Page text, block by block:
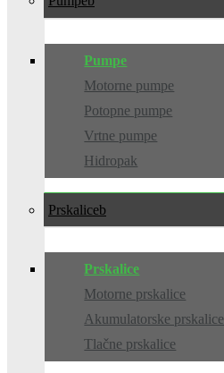
Pumpe
Motorne pumpe
Potopne pumpe
Vrtne pumpe
Hidropak
Prskalice
Prskalice
Motorne prskalice
Akumulatorske prskalice
Tlačne prskalice